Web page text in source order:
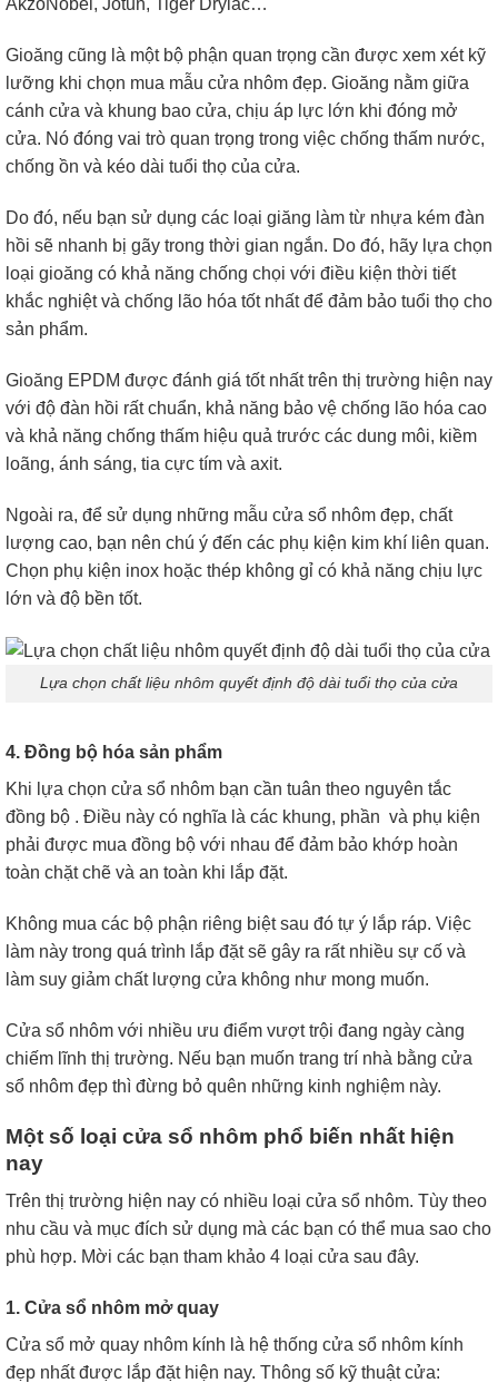
AkzoNobel, Jotun, Tiger Drylac…
Gioăng cũng là một bộ phận quan trọng cần được xem xét kỹ
lưỡng khi chọn mua mẫu cửa nhôm đẹp. Gioăng nằm giữa
cánh cửa và khung bao cửa, chịu áp lực lớn khi đóng mở
cửa. Nó đóng vai trò quan trọng trong việc chống thấm nước,
chống ồn và kéo dài tuổi thọ của cửa.
Do đó, nếu bạn sử dụng các loại giăng làm từ nhựa kém đàn
hồi sẽ nhanh bị gãy trong thời gian ngắn. Do đó, hãy lựa chọn
loại gioăng có khả năng chống chọi với điều kiện thời tiết
khắc nghiệt và chống lão hóa tốt nhất để đảm bảo tuổi thọ cho
sản phẩm.
Gioăng EPDM được đánh giá tốt nhất trên thị trường hiện nay
với độ đàn hồi rất chuẩn, khả năng bảo vệ chống lão hóa cao
và khả năng chống thấm hiệu quả trước các dung môi, kiềm
loãng, ánh sáng, tia cực tím và axit.
Ngoài ra, để sử dụng những mẫu cửa sổ nhôm đẹp, chất
lượng cao, bạn nên chú ý đến các phụ kiện kim khí liên quan.
Chọn phụ kiện inox hoặc thép không gỉ có khả năng chịu lực
lớn và độ bền tốt.
Lựa chọn chất liệu nhôm quyết định độ dài tuổi thọ của cửa
4. Đồng bộ hóa sản phẩm
Khi lựa chọn cửa sổ nhôm bạn cần tuân theo nguyên tắc
đồng bộ . Điều này có nghĩa là các khung, phần và phụ kiện
phải được mua đồng bộ với nhau để đảm bảo khớp hoàn
toàn chặt chẽ và an toàn khi lắp đặt.
Không mua các bộ phận riêng biệt sau đó tự ý lắp ráp. Việc
làm này trong quá trình lắp đặt sẽ gây ra rất nhiều sự cố và
làm suy giảm chất lượng cửa không như mong muốn.
Cửa sổ nhôm với nhiều ưu điểm vượt trội đang ngày càng
chiếm lĩnh thị trường. Nếu bạn muốn trang trí nhà bằng cửa
sổ nhôm đẹp thì đừng bỏ quên những kinh nghiệm này.
Một số loại cửa sổ nhôm phổ biến nhất hiện
nay
Trên thị trường hiện nay có nhiều loại cửa sổ nhôm. Tùy theo
nhu cầu và mục đích sử dụng mà các bạn có thể mua sao cho
phù hợp. Mời các bạn tham khảo 4 loại cửa sau đây.
1. Cửa sổ nhôm mở quay
Cửa sổ mở quay nhôm kính là hệ thống cửa sổ nhôm kính
đẹp nhất được lắp đặt hiện nay. Thông số kỹ thuật cửa: